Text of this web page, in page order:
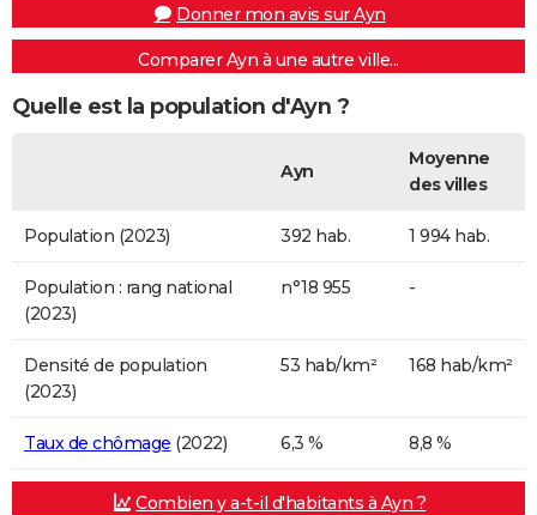
Donner mon avis sur Ayn
Comparer Ayn à une autre ville...
Quelle est la population d'Ayn ?
Ayn
Moyenne
des villes
Population (2023) 392 hab. 1 994 hab.
Population : rang national
(2023)
n°18 955 -
Densité de population
(2023)
53 hab/km² 168 hab/km²
Taux de chômage (2022) 6,3 % 8,8 %
Combien y a-t-il d'habitants à Ayn ?